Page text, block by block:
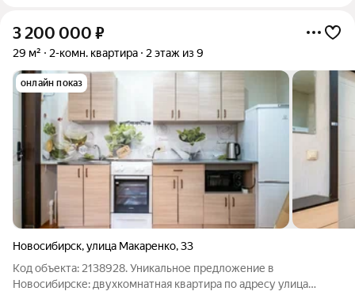
3 200 000 ₽
29 м² 2-комн. квартира 2 этаж из 9
онлайн показ
Новосибирск,улица Макаренко,33
Код объекта: 2138928. Уникальное предложение в
Новосибирске: двухкомнатная квартира по адресу улица